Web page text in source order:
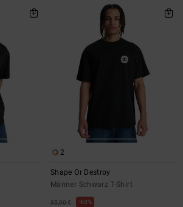
2
Shape Or Destroy
Männer Schwarz T-Shirt
35,00 € 63%